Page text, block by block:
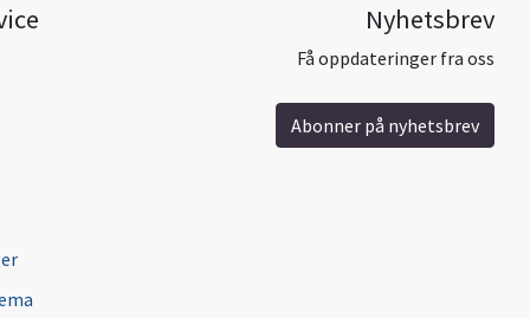
Nyhetsbrev
Få oppdateringer fra oss
Abonner på nyhetsbrev